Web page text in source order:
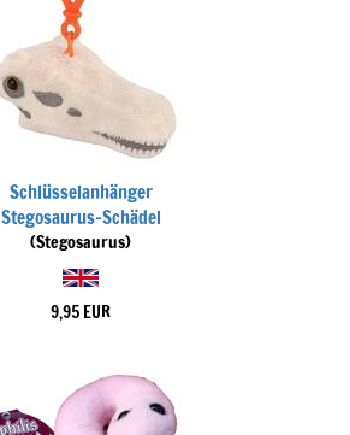
Schlüsselanhänger
Stegosaurus-Schädel
(Stegosaurus)
9,95 EUR